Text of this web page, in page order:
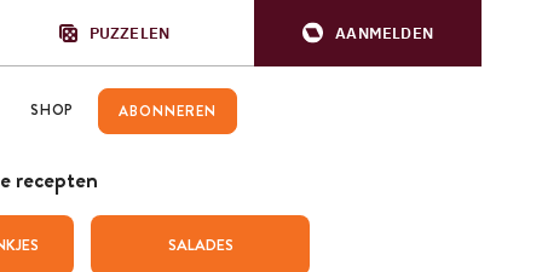
PUZZELEN AANMELDEN
SHOP ABONNEREN
recepten
SALADES